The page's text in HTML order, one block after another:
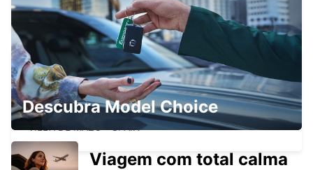
ARONA - SPAIN
AEROPORTO DE LA PALMA (ILHAS
CANÁRIAS)
VILLA DE MAZO - SPAIN
Descubra Model Choice
Viagem com total calma